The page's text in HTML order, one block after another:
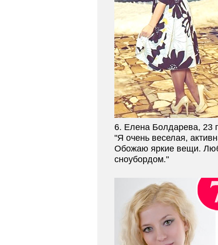
6. Елена Болдарева, 23
"Я очень веселая,
Обожаю яркие вещи.
сноубордом."